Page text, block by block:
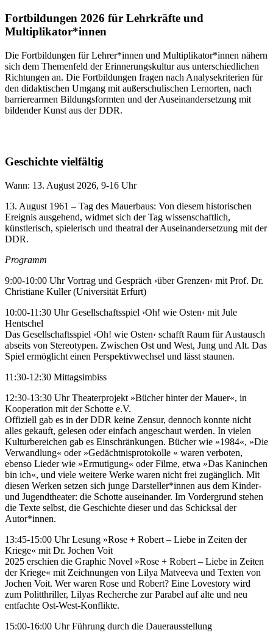
Fortbildungen 2026 für Lehrkräfte und
Multiplikator*innen
Die Fortbildungen für Lehrer*innen und Multiplikator*innen nähern
sich dem Themenfeld der Erinnerungskultur aus unterschiedlichen
Richtungen an. Die Fortbildungen fragen nach Analysekriterien für
den didaktischen Umgang mit außerschulischen Lernorten, nach
barrierearmen Bildungsformten und der Auseinandersetzung mit
bildender Kunst aus der DDR.
Geschichte vielfältig
Wann: 13. August 2026, 9-16 Uhr
13. August 1961 – Tag des Mauerbaus: Von diesem historischen
Ereignis ausgehend, widmet sich der Tag wissenschaftlich,
künstlerisch, spielerisch und theatral der Auseinandersetzung mit der
DDR.
Programm
9:00-10:00 Uhr Vortrag und Gespräch ›über Grenzen‹ mit Prof. Dr.
Christiane Kuller (Universität Erfurt)
10:00-11:30 Uhr Gesellschaftsspiel ›Oh! wie Osten‹ mit Jule
Hentschel
Das Gesellschaftsspiel ›Oh! wie Osten‹ schafft Raum für Austausch
abseits von Stereotypen. Zwischen Ost und West, Jung und Alt. Das
Spiel ermöglicht einen Perspektivwechsel und lässt staunen.
11:30-12:30 Mittagsimbiss
12:30-13:30 Uhr Theaterprojekt »Bücher hinter der Mauer«, in
Kooperation mit der Schotte e.V.
Offiziell gab es in der DDR keine Zensur, dennoch konnte nicht
alles gekauft, gelesen oder einfach angeschaut werden. In vielen
Kulturbereichen gab es Einschränkungen. Bücher wie »1984«, »Die
Verwandlung« oder »Gedächtnisprotokolle « waren verboten,
ebenso Lieder wie »Ermutigung« oder Filme, etwa »Das Kaninchen
bin ich«, und viele weitere Werke waren nicht frei zugänglich. Mit
diesen Werken setzen sich junge Darsteller*innen aus dem Kinder-
und Jugendtheater: die Schotte auseinander. Im Vordergrund stehen
die Texte selbst, die Geschichte dieser und das Schicksal der
Autor*innen.
13:45-15:00 Uhr Lesung »Rose + Robert – Liebe in Zeiten der
Kriege« mit Dr. Jochen Voit
2025 erschien die Graphic Novel »Rose + Robert – Liebe in Zeiten
der Kriege« mit Zeichnungen von Lilya Matveeva und Texten von
Jochen Voit. Wer waren Rose und Robert? Eine Lovestory wird
zum Politthriller, Lilyas Recherche zur Parabel auf alte und neu
entfachte Ost-West-Konflikte.
15:00-16:00 Uhr Führung durch die Dauerausstellung